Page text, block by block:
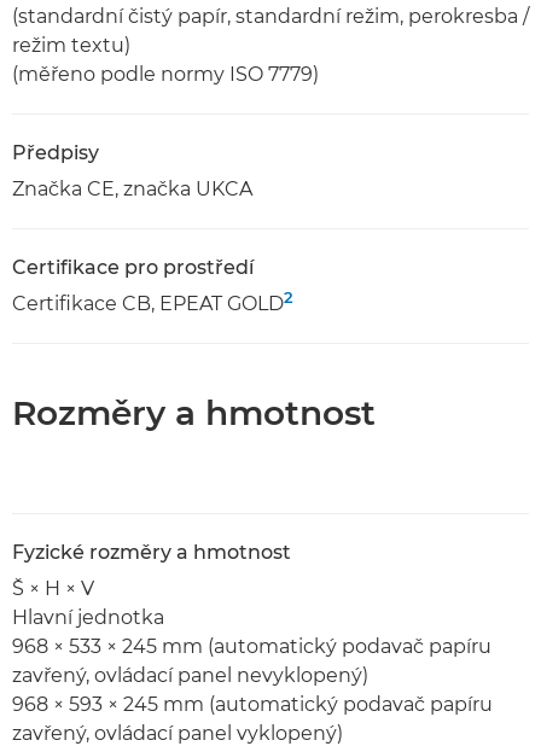
(standardní čistý papír, standardní režim, perokresba /
režim textu)
(měřeno podle normy ISO 7779)
Předpisy
Značka CE, značka UKCA
Certifikace pro prostředí
Certifikace CB, EPEAT GOLD2
Rozměry a hmotnost
Fyzické rozměry a hmotnost
Š × H × V
Hlavní jednotka
968 × 533 × 245 mm (automatický podavač papíru
zavřený, ovládací panel nevyklopený)
968 × 593 × 245 mm (automatický podavač papíru
zavřený, ovládací panel vyklopený)